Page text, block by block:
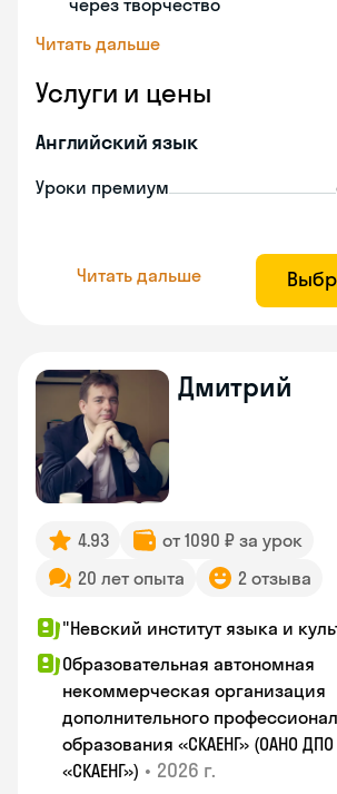
через творчество
Читать дальше
Услуги и цены
Английский язык
Уроки премиум
Читать дальше
Дмитрий
4.93
от 1090 ₽ за урок
20 лет опыта
2 отзыва
"Невский институт языка и
Образовательная автономная
некоммерческая организация
дополнительного
образования «СКАЕНГ» (ОАНО ДПО
«СКАЕНГ») • 2026 г.